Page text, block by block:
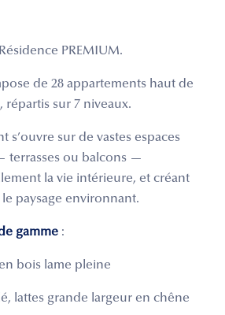
PREMIUM.
de 28 appartements haut de
répartis sur 7 niveaux.
s’ouvre sur de vastes espaces
terrasses ou balcons —
la vie intérieure, et créant
paysage environnant.
gamme :
bois lame pleine
lattes grande largeur en chêne